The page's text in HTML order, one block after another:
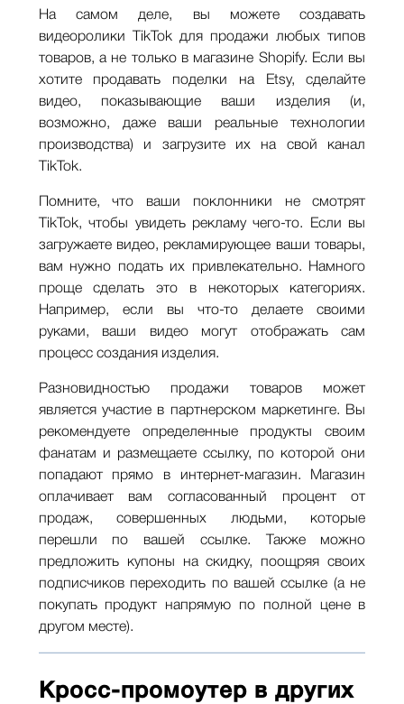
На самом деле, вы можете создавать
видеоролики TikTok для продажи любых типов
товаров, а не только в магазине Shopify. Если вы
хотите продавать поделки на Etsy, сделайте
видео, показывающие ваши изделия (и,
возможно, даже ваши реальные технологии
производства) и загрузите их на свой канал
TikTok.
Помните, что ваши поклонники не смотрят
TikTok, чтобы увидеть рекламу чего-то. Если вы
загружаете видео, рекламирующее ваши товары,
вам нужно подать их привлекательно. Намного
проще сделать это в некоторых категориях.
Например, если вы что-то делаете своими
руками, ваши видео могут отображать сам
процесс создания изделия.
Разновидностью продажи товаров может
является участие в партнерском маркетинге. Вы
рекомендуете определенные продукты своим
фанатам и размещаете ссылку, по которой они
попадают прямо в интернет-магазин. Магазин
оплачивает вам согласованный процент от
продаж, совершенных людьми, которые
перешли по вашей ссылке. Также можно
предложить купоны на скидку, поощряя своих
подписчиков переходить по вашей ссылке (а не
покупать продукт напрямую по полной цене в
другом месте).
Кросс-промоутер в других